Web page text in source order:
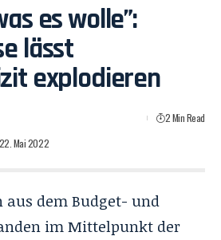
es wolle”:
lässt
explodieren
Mai 2022
2 Min Read
aus dem Budget- und
im Mittelpunkt der